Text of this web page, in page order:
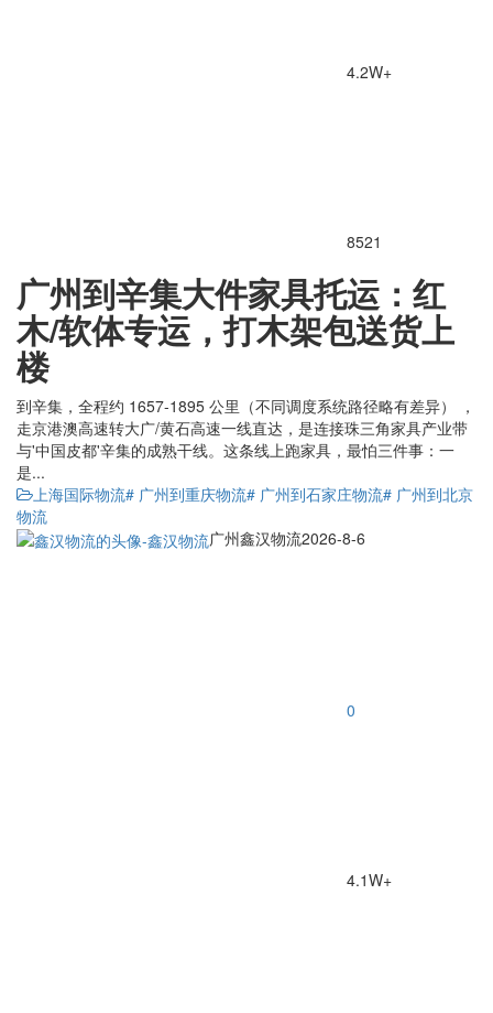
4.2W+
8521
广州到辛集大件家具托运：红
木/软体专运，打木架包送货上
楼
到辛集，全程约 1657-1895 公里（不同调度系统路径略有差异） ，
走京港澳高速转大广/黄石高速一线直达，是连接珠三角家具产业带
与'中国皮都'辛集的成熟干线。这条线上跑家具，最怕三件事：一
是...
上海国际物流# 广州到重庆物流# 广州到石家庄物流# 广州到北京
物流
广州鑫汉物流2026-8-6
0
4.1W+